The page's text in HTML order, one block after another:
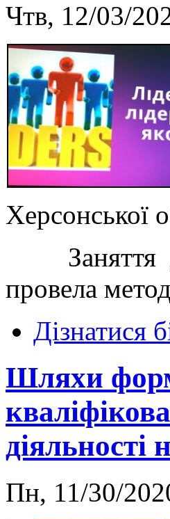
Чтв, 12/03/
Херсонської
Заняття
провела
Дізнатися
Шляхи
діяльності
Пн, 11/30/